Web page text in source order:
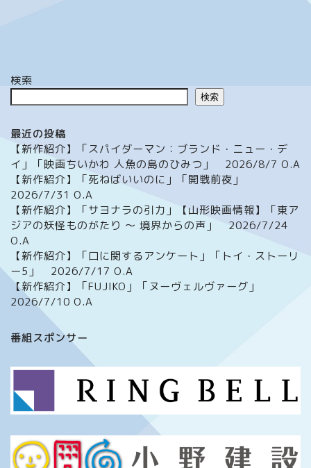
検索
検索
最近の投稿
【新作紹介】「スパイダーマン：ブランド・ニュー・デ
イ」「映画ちいかわ 人魚の島のひみつ」 2026/8/7 O.A
【新作紹介】「死ねばいいのに」「開戦前夜」
2026/7/31 O.A
【新作紹介】「サヨナラの引力」【山形映画情報】「東ア
ジアの妖怪ものがたり ～ 境界からの声」 2026/7/24
O.A
【新作紹介】「口に関するアンケート」「トイ・ストーリ
ー5」 2026/7/17 O.A
【新作紹介】「FUJIKO」「ヌーヴェルヴァーグ」
2026/7/10 O.A
番組スポンサー
番組について
メッセージフォーム
イベント情報